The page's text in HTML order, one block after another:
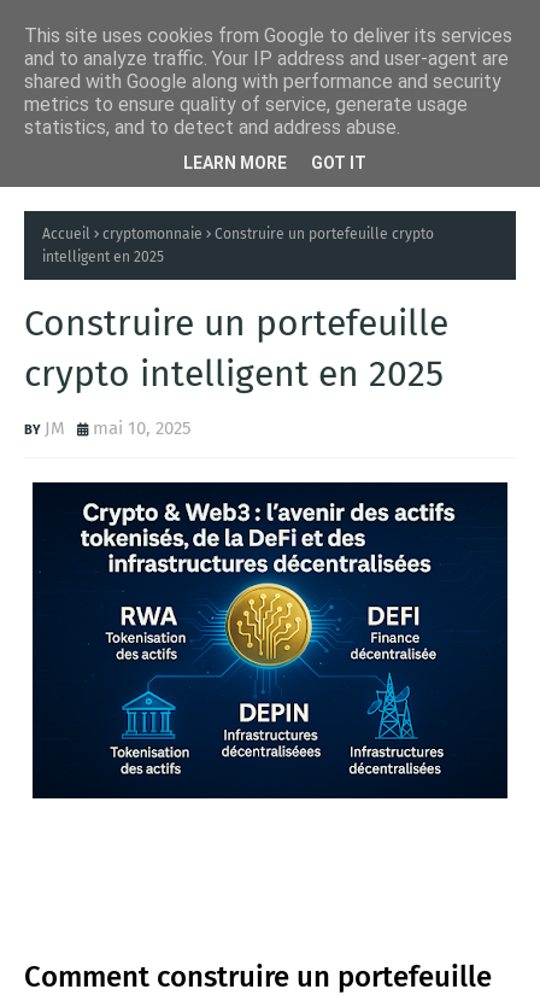
Accueil cryptomonnaie
Construire un portefeuille crypto
intelligent en 2025
Construire un portefeuille
crypto intelligent en 2025
JM mai 10, 2025
Comment construire un portefeuille
This site uses cookies from Google to deliver its services
and to analyze traffic. Your IP address and user-agent are
shared with Google along with performance and security
metrics to ensure quality of service, generate usage
statistics, and to detect and address abuse.
LEARN MORE GOT IT